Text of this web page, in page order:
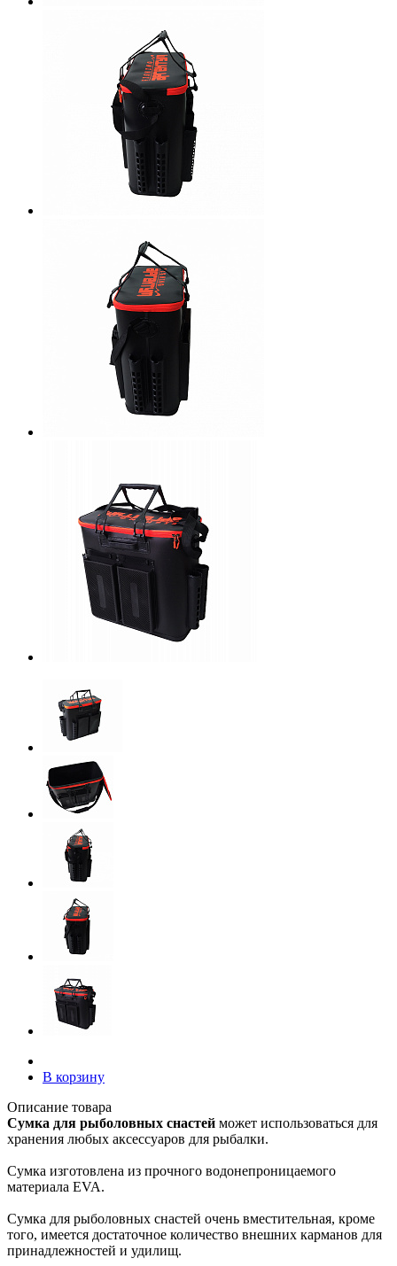
В корзину
Описание товара
Сумка для рыболовных снастей может использоваться для
хранения любых аксессуаров для рыбалки.
Сумка изготовлена из прочного водонепроницаемого
материала EVA.
Сумка для рыболовных снастей очень вместительная, кроме
того, имеется достаточное количество внешних карманов для
принадлежностей и удилищ.